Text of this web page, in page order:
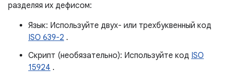
разделяя их дефисом:
Язык: Используйте двух- или трехбуквенный код
ISO 639-2 .
Скрипт (необязательно): Используйте код ISO
15924 .